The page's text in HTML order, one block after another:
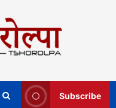
Subscribe